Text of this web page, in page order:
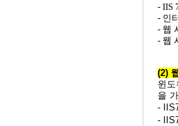
- IIS
- 인
- 웹
- 웹
(2)
윈
을
-
-